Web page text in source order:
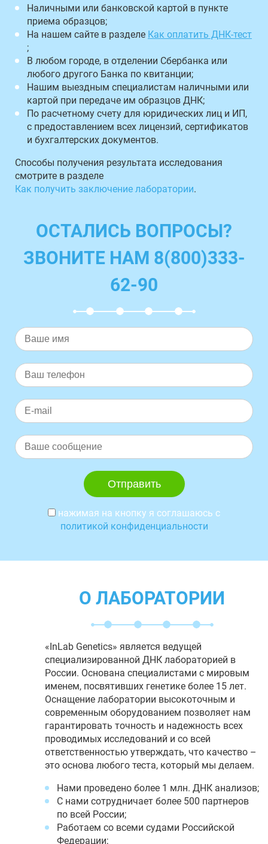
Наличными или банковской картой в пункте
приема образцов;
На нашем сайте в разделе Как оплатить ДНК-тест
;
В любом городе, в отделении Сбербанка или
любого другого Банка по квитанции;
Нашим выездным специалистам наличными или
картой при передаче им образцов ДНК;
По расчетному счету для юридических лиц и ИП,
с предоставлением всех лицензий, сертификатов
и бухгалтерских документов.
Способы получения результата исследования
смотрите в разделе
Как получить заключение лаборатории.
ОСТАЛИСЬ ВОПРОСЫ?
ЗВОНИТЕ НАМ 8(800)333-
62-90
нажимая на кнопку я соглашаюсь с
политикой конфиденциальности
О ЛАБОРАТОРИИ
«InLab Genetics» является ведущей
специализированной ДНК лабораторией в
России. Основана специалистами с мировым
именем, посвятивших генетике более 15 лет.
Оснащение лаборатории высокоточным и
современным оборудованием позволяет нам
гарантировать точность и надежность всех
проводимых исследований и со всей
ответственностью утверждать, что качество –
это основа любого теста, который мы делаем.
Нами проведено более 1 млн. ДНК анализов;
С нами сотрудничает более 500 партнеров
по всей России;
Работаем со всеми судами Российской
Федерации;